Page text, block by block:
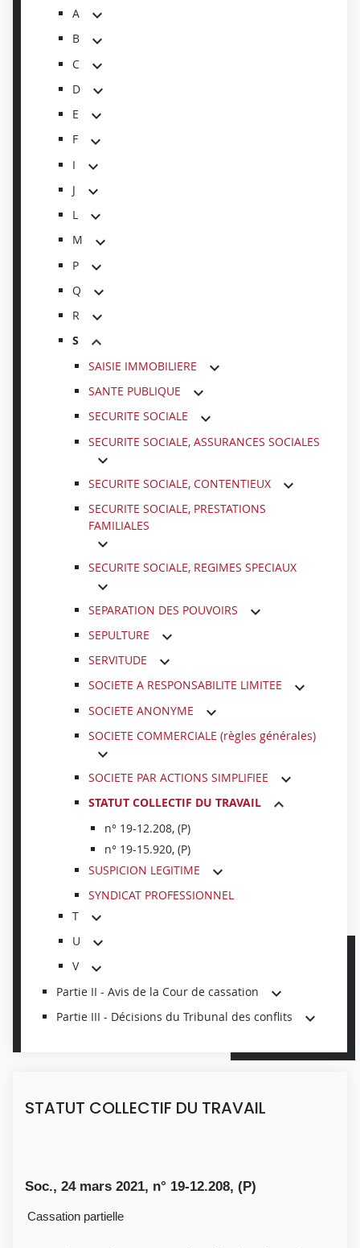
A
B
C
D
E
F
I
J
L
M
P
Q
R
S
SAISIE IMMOBILIERE
SANTE PUBLIQUE
SECURITE SOCIALE
SECURITE SOCIALE, ASSURANCES SOCIALES
SECURITE SOCIALE, CONTENTIEUX
SECURITE SOCIALE, PRESTATIONS
FAMILIALES
SECURITE SOCIALE, REGIMES SPECIAUX
SEPARATION DES POUVOIRS
SEPULTURE
SERVITUDE
SOCIETE A RESPONSABILITE LIMITEE
SOCIETE ANONYME
SOCIETE COMMERCIALE (règles générales)
SOCIETE PAR ACTIONS SIMPLIFIEE
STATUT COLLECTIF DU TRAVAIL
n° 19-12.208, (P)
n° 19-15.920, (P)
SUSPICION LEGITIME
SYNDICAT PROFESSIONNEL
T
U
V
Partie II - Avis de la Cour de cassation
Partie III - Décisions du Tribunal des conflits
STATUT COLLECTIF DU TRAVAIL
Soc., 24 mars 2021, n° 19-12.208, (P)
Cassation partielle